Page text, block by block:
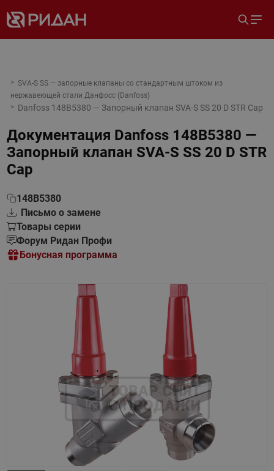
SVA-S SS — запорные клапаны со стандартным штоком из
нержавеющей стали Данфосс (Danfoss)
Danfoss 148B5380 — Запорный клапан SVA-S SS 20 D STR Cap
Документация Danfoss 148B5380 —
Запорный клапан SVA-S SS 20 D STR
Cap
148B5380
Письмо о замене
Товары серии
Форум Ридан Профи
Бонусная программа